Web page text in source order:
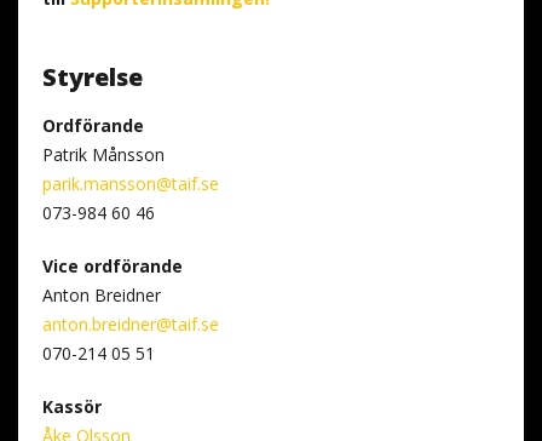
Styrelse
Ordförande
Patrik Månsson
parik.mansson@taif.se
073-984 60 46
Vice ordförande
Anton Breidner
anton.breidner@taif.se
070-214 05 51
Kassör
Åke Olsson